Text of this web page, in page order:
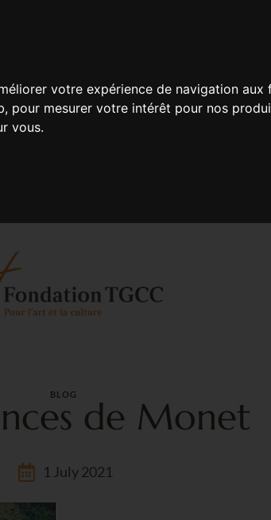
votre expérience de navigation aux
, pour mesurer votre intérêt pour nos
vous.
BLOG de Monet
1 July 2021